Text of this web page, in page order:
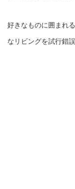
好きなものに囲まれ
なリビングを試行錯